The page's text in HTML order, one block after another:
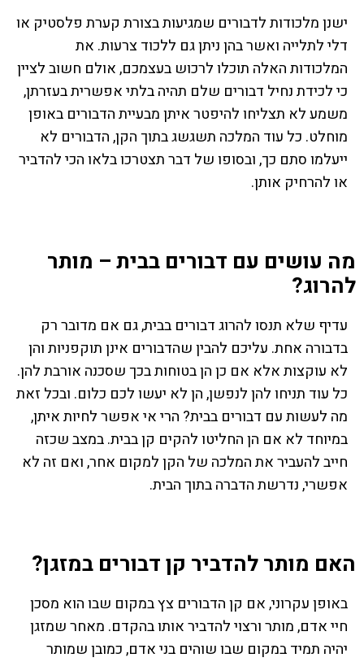
ישנן מלכודות לדבורים שמגיעות בצורת קערת פלסטיק או
דלי לתלייה ואשר בהן ניתן גם ללכוד צרעות. את
המלכודות האלה תוכלו לרכוש בעצמכם, אולם חשוב לציין
כי לכידת נחיל דבורים שלם תהיה בלתי אפשרית בעזרתן,
משמע לא תצליחו להיפטר איתן מבעיית הדבורים באופן
מוחלט. כל עוד המלכה תשגשג בתוך הקן, הדבורים לא
ייעלמו סתם כך, ובסופו של דבר תצטרכו בלאו הכי להדביר
או להרחיק אותן.
מה עושים עם דבורים בבית – מותר
להרוג?
עדיף שלא תנסו להרוג דבורים בבית, גם אם מדובר רק
בדבורה אחת. עליכם להבין שהדבורים אינן תוקפניות והן
לא עוקצות אלא אם כן הן בטוחות בכך שסכנה אורבת להן.
כל עוד תניחו להן לנפשן, הן לא יעשו לכם כלום. ובכל זאת
מה לעשות עם דבורים בבית? הרי אי אפשר לחיות איתן,
במיוחד לא אם הן החליטו להקים קן בבית. במצב שכזה
חייב להעביר את המלכה של הקן למקום אחר, ואם זה לא
אפשרי, נדרשת הדברה בתוך הבית.
האם מותר להדביר קן דבורים במזגן?
באופן עקרוני, אם קן הדבורים צץ במקום שבו הוא מסכן
חיי אדם, מותר ורצוי להדביר אותו בהקדם. מאחר שמזגן
יהיה תמיד במקום שבו שוהים בני אדם, כמובן שמותר